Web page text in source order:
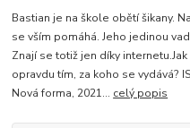
Bastian je na škole obětí šikany.
se vším pomáhá. Jeho jedinou
Znají se totiž jen díky
opravdu tím, za koho se vydává?
Nová forma, 2021... celý popis